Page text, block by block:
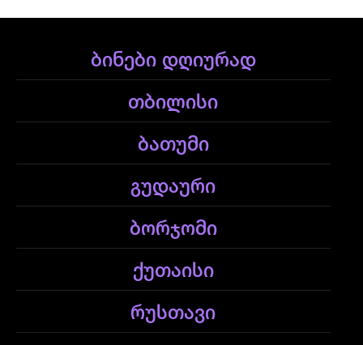
ბინები დღიურად
თბილისი
ბათუმი
გუდაური
ბორჯომი
ქუთაისი
რუსთავი